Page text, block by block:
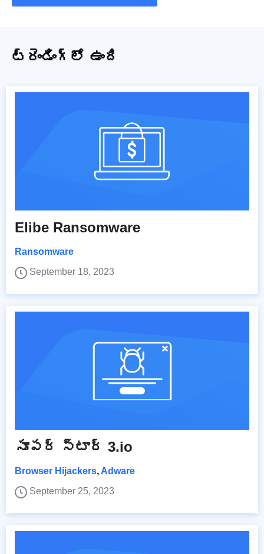
ట్రెండింగ్‌లో ఉంది
Elibe Ransomware
Ransomware
September 18, 2023
సూపర్ స్టార్ 3.io
Browser Hijackers, Adware
September 25, 2023